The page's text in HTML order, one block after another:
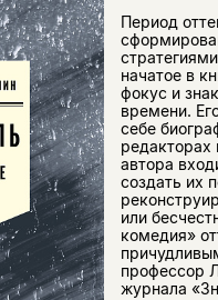
Период
начатое в
фокус и
времени.
себе
редакторах
автора
создать их
или
комедия»
профессор
журнала